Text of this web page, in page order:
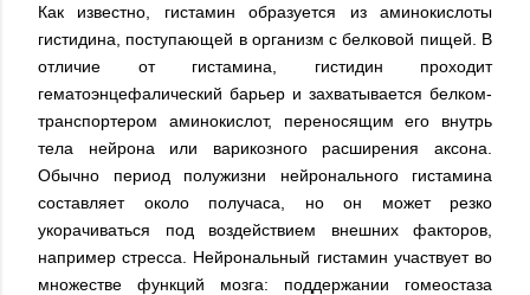
Как известно, гистамин образуется из аминокислоты
гистидина, поступающей в организм с белковой пищей. В
отличие от гистамина, гистидин проходит
гематоэнцефалический барьер и захватывается белком-
транспортером аминокислот, переносящим его внутрь
тела нейрона или варикозного расширения аксона.
Обычно период полужизни нейронального гистамина
составляет около получаса, но он может резко
укорачиваться под воздействием внешних факторов,
например стресса. Нейрональный гистамин участвует во
множестве функций мозга: поддержании гомеостаза